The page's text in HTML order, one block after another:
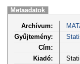
Metaadatok
Archívum:
Gyűjtemény:
Cím:
Kiadó: